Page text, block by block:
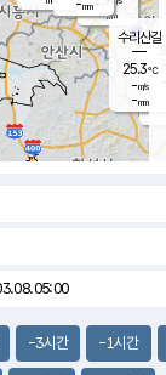
1.6m/s
-
-mm
-mm
수리산길
25.3℃
-m/s
-mm
-3시간 -1시간